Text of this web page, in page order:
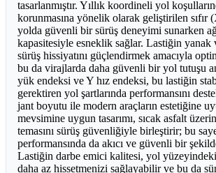
tasarlanmıştır. Yıllık koordineli yol
korunmasına yönelik olarak geliştirilen
yolda güvenli bir sürüş deneyimi sunarken
kapasitesiyle esneklik sağlar. Lastiğin yanak
sürüş hissiyatını güçlendirmek amacıyla
bu da virajlarda daha güvenli bir yol tutuşu
yük endeksi ve Y hız endeksi, bu lastiğin
gerektiren yol şartlarında performansını
jant boyutu ile modern araçların estetiğine
mevsimine uygun tasarımı, sıcak asfalt
temasını sürüş güvenliğiyle birleştirir; bu
performansında da akıcı ve güvenli bir
Lastiğin darbe emici kalitesi, yol
daha az hissetmenizi sağlayabilir ve bu da